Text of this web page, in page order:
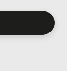
профиль
в одном